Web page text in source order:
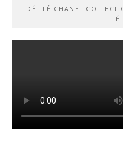
DÉFILÉ CHANEL